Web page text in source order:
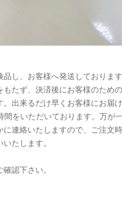
品し、お客様へ発送しておりま
たず、決済後にお客様のため
出来るだけ早くお客様にお届
間をいただいております。万が
に連絡いたしますので、ご注文
たします。
認下さい。